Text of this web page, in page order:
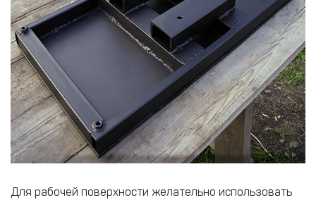
Для рабочей поверхности желательно использовать